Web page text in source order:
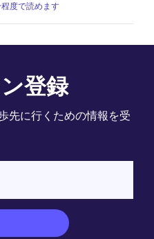
程度で読めます
登録
先に行くための情報を受